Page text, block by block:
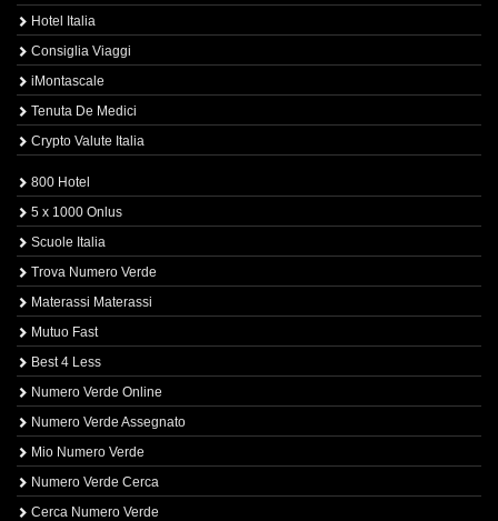
Hotel Italia
Consiglia Viaggi
iMontascale
Tenuta De Medici
Crypto Valute Italia
800 Hotel
5 x 1000 Onlus
Scuole Italia
Trova Numero Verde
Materassi Materassi
Mutuo Fast
Best 4 Less
Numero Verde Online
Numero Verde Assegnato
Mio Numero Verde
Numero Verde Cerca
Cerca Numero Verde